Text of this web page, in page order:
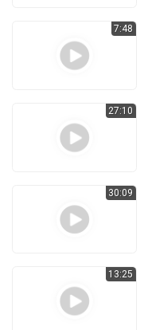
7:48
27:10
30:09
13:25